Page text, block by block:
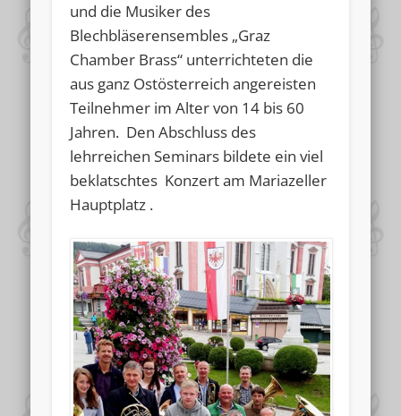
und die Musiker des
Blechbläserensembles „Graz
Chamber Brass“ unterrichteten die
aus ganz Ostösterreich angereisten
Teilnehmer im Alter von 14 bis 60
Jahren. Den Abschluss des
lehrreichen Seminars bildete ein viel
beklatschtes Konzert am Mariazeller
Hauptplatz .